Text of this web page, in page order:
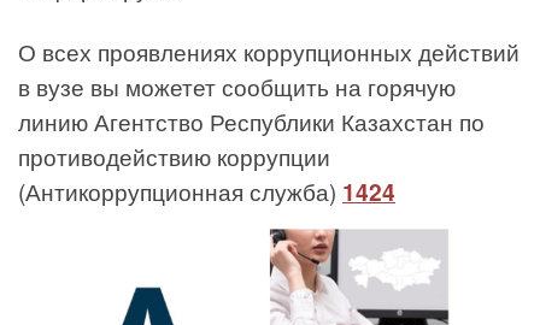
О всех проявлениях коррупционных действий
в вузе вы можетет сообщить на горячую
линию Агентство Республики Казахстан по
противодействию коррупции
(Антикоррупционная служба) 1424